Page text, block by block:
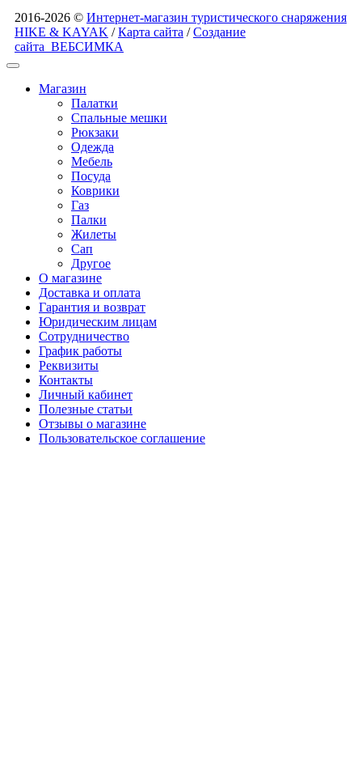
2016-2026 © Интернет-магазин туристического снаряжения
HIKE & KAYAK /Карта сайта /Создание
сайта ВЕБСИМКА
Магазин
Палатки
Спальные мешки
Рюкзаки
Одежда
Мебель
Посуда
Коврики
Газ
Палки
Жилеты
Сап
Другое
О магазине
Доставка и оплата
Гарантия и возврат
Юридическим лицам
Сотрудничество
График работы
Реквизиты
Контакты
Личный кабинет
Полезные статьи
Отзывы о магазине
Пользовательское соглашение